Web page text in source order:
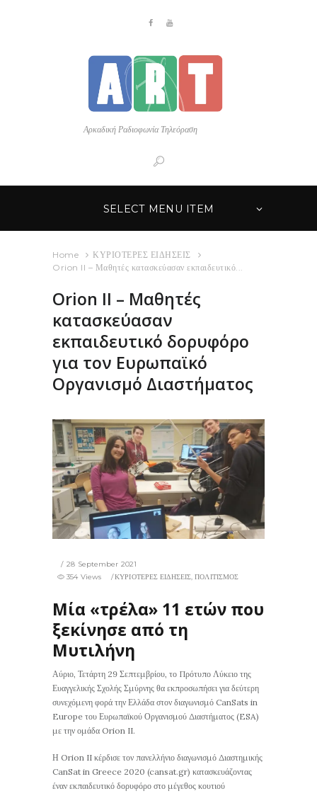
Αρκαδική Ραδιοφωνία Τηλεόραση
SELECT MENU ITEM
Home
ΚΥΡΙΟΤΕΡΕΣ ΕΙΔΗΣΕΙΣ
Orion II – Μαθητές κατασκεύασαν εκπαιδευτικό...
Orion II – Μαθητές
κατασκεύασαν
εκπαιδευτικό δορυφόρο
για τον Ευρωπαϊκό
Οργανισμό Διαστήματος
28 September 2021
ΚΥΡΙΟΤΕΡΕΣ ΕΙΔΗΣΕΙΣ,ΠΟΛΙΤΙΣΜΟΣ
354 Views
Μία «τρέλα» 11 ετών που
ξεκίνησε από τη
Μυτιλήνη
Αύριο, Τετάρτη 29 Σεπτεμβρίου, το Πρότυπο Λύκειο της
Ευαγγελικής Σχολής Σμύρνης θα εκπροσωπήσει για δεύτερη
συνεχόμενη φορά την Ελλάδα στον διαγωνισμό CanSats in
Europe του Ευρωπαϊκού Οργανισμού Διαστήματος (ESA)
με την ομάδα Orion II.
Η Orion II κέρδισε τον πανελλήνιο διαγωνισμό Διαστημικής
CanSat in Greece 2020 (cansat.gr) κατασκευάζοντας
έναν εκπαιδευτικό δορυφόρο στο μέγεθος κουτιού